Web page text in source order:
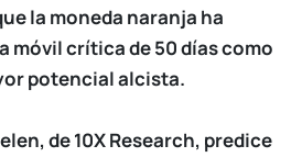
la moneda naranja ha
móvil crítica de 50 días como
potencial alcista.
de 10X Research, predice